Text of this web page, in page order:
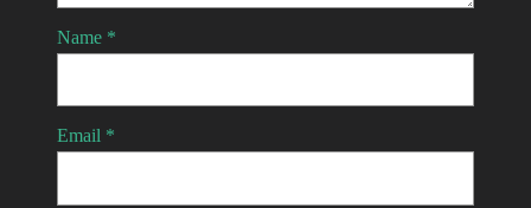
Name *
Email *